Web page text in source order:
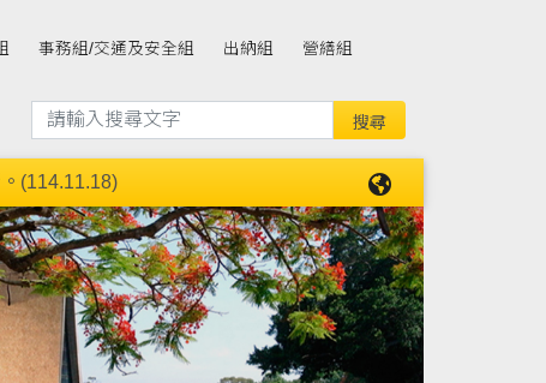
事務組/交通及安全組 出納組
營繕組
(114.11.18)